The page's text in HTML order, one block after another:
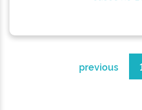
previous